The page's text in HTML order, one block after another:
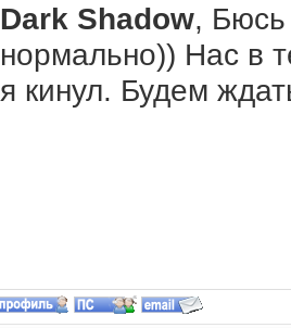
Dark Shadow, Бюсь
нормально)) Нас в
я кинул. Будем